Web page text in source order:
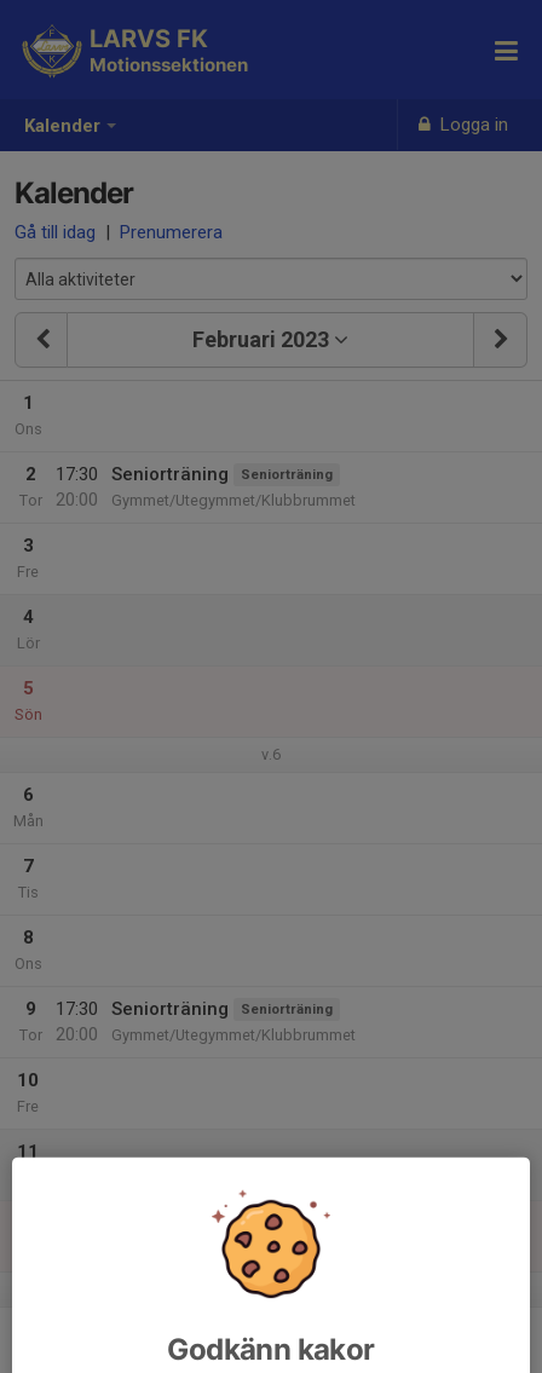
Kalender Logga in
LARVS FK
Motionssektionen
Kalender
Gå till idag | Prenumerera
Februari 2023
1
Ons
2
Tor
17:30
20:00
Seniorträning Seniorträning
Gymmet/Utegymmet/Klubbrummet
3
Fre
4
Lör
5
Sön
v.6
6
Mån
7
Tis
8
Ons
9
Tor
17:30
20:00
Seniorträning Seniorträning
Gymmet/Utegymmet/Klubbrummet
10
Fre
11
v.7
Godkänn kakor